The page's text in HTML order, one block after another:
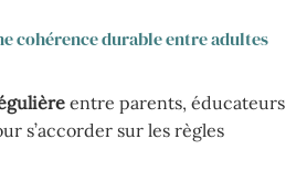
cohérence durable entre adultes
entre parents, éducateurs
s’accorder sur les règles